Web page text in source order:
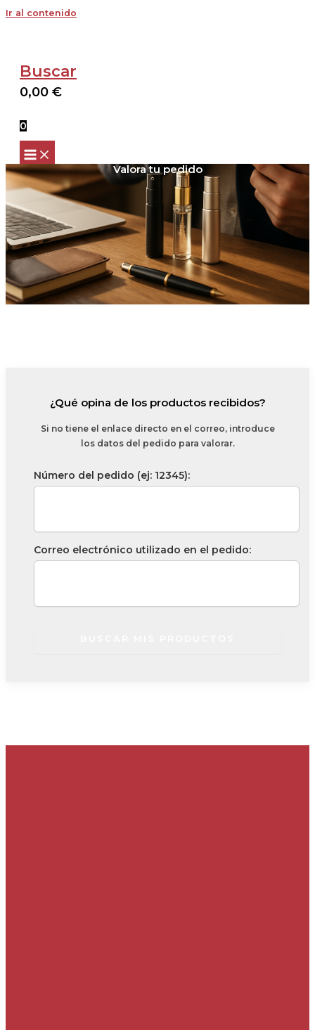
Ir al contenido
Buscar
0,00 €
0
Valora tu pedido
¿Qué opina de los productos recibidos?
Si no tiene el enlace directo en el correo, introduce
los datos del pedido para valorar.
Número del pedido (ej: 12345):
Correo electrónico utilizado en el pedido: